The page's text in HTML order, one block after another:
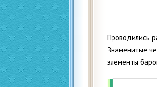
Проводились
Знаменитые
элементы